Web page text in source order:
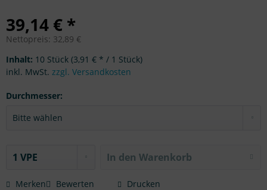
39,14 € *
Nettopreis: 32,89 €
Inhalt: 10 Stück (3,91 € * / 1 Stück)
inkl. MwSt. zzgl. Versandkosten
Durchmesser:
In den Warenkorb
Merken Bewerten Drucken